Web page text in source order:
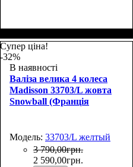
75х50х30
Супер ціна!
-32%
В наявності
Валіза велика 4 колеса
Madisson 33703/L жовта
Snowball (Франція
Модель: 33703/L желтый
3 790,00грн.
2 590,00грн.